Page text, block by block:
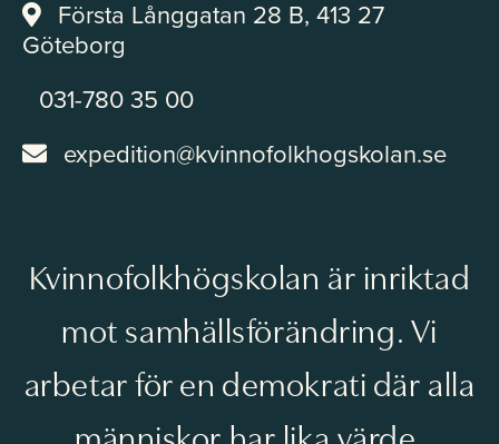
Första Långgatan 28 B, 413 27
Göteborg
031-780 35 00
expedition@kvinnofolkhogskolan.se
Kvinnofolkhögskolan är inriktad
mot samhällsförändring. Vi
arbetar för en demokrati där alla